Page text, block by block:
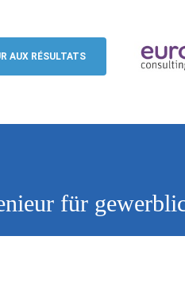
Elektronik (m/w/d), München
Eurojob-Consulting
AUX RÉSULTATS
für